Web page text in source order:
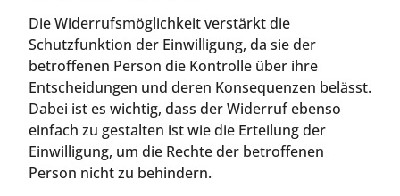
Die Widerrufsmöglichkeit verstärkt die
Schutzfunktion der Einwilligung, da sie der
betroffenen Person die Kontrolle über ihre
Entscheidungen und deren Konsequenzen belässt.
Dabei ist es wichtig, dass der Widerruf ebenso
einfach zu gestalten ist wie die Erteilung der
Einwilligung, um die Rechte der betroffenen
Person nicht zu behindern.